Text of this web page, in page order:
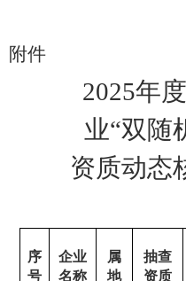
附件
2025年度
业“双随
资质动态
序
号
企业
名称
属
地
抽查
资质